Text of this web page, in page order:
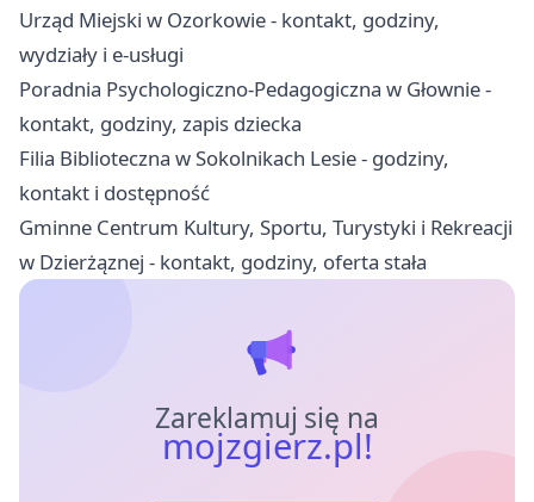
Urząd Miejski w Ozorkowie - kontakt, godziny,
wydziały i e-usługi
Poradnia Psychologiczno-Pedagogiczna w Głownie -
kontakt, godziny, zapis dziecka
Filia Biblioteczna w Sokolnikach Lesie - godziny,
kontakt i dostępność
Gminne Centrum Kultury, Sportu, Turystyki i Rekreacji
w Dzierżąznej - kontakt, godziny, oferta stała
Zareklamuj się na
mojzgierz.pl!